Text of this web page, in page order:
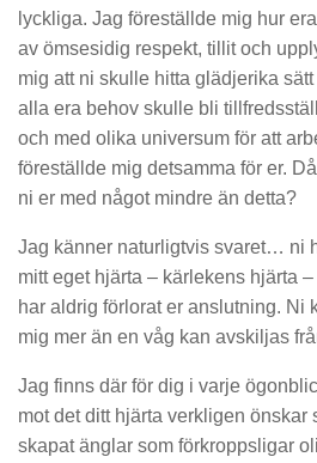
lyckliga. Jag föreställde mig hur
av ömsesidig respekt, tillit och
mig att ni skulle hitta glädjerika
alla era behov skulle bli
och med olika universum för att
föreställde mig detsamma för er.
ni er med något mindre än detta?
Jag känner naturligtvis svaret… ni
mitt eget hjärta – kärlekens hjärta
har aldrig förlorat er anslutning. Ni
mig mer än en våg kan avskiljas
Jag finns där för dig i varje
mot det ditt hjärta verkligen önskar
skapat änglar som förkroppsligar